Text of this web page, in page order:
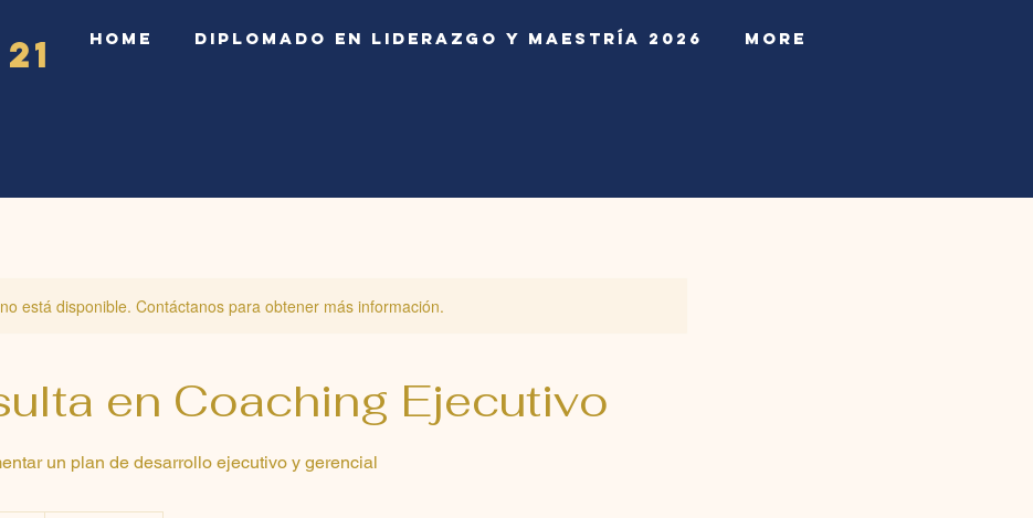
home Diplomado en Liderazgo y Maestría 2026 More
está disponible. Contáctanos para obtener más información.
en Coaching Ejecutivo
un plan de desarrollo ejecutivo y gerencial